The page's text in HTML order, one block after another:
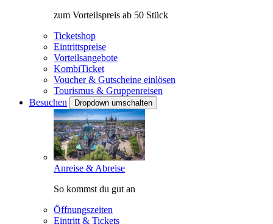
zum Vorteilspreis ab 50 Stück
Ticketshop
Eintrittspreise
Vorteilsangebote
KombiTicket
Voucher & Gutscheine einlösen
Tourismus & Gruppenreisen
Besuchen
Dropdown umschalten
Anreise & Abreise
So kommst du gut an
Öffnungszeiten
Eintritt & Tickets